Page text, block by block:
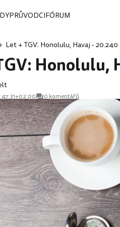
PRŮVODCIFÓRUM
Let + TGV: Honolulu, Havaj - 20.240
Honolulu,
0 komentářů